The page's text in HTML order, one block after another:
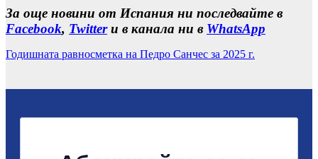
За още новини от Испания ни последвайте в
Facebook, Twitterи в канала ни в WhatsApp
Годишната равносметка на Педро Санчес за 2025 г.